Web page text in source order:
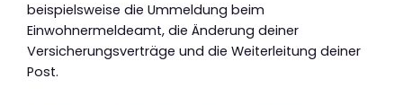
beispielsweise die Ummeldung beim
Einwohnermeldeamt, die Änderung deiner
Versicherungsverträge und die Weiterleitung deiner
Post.